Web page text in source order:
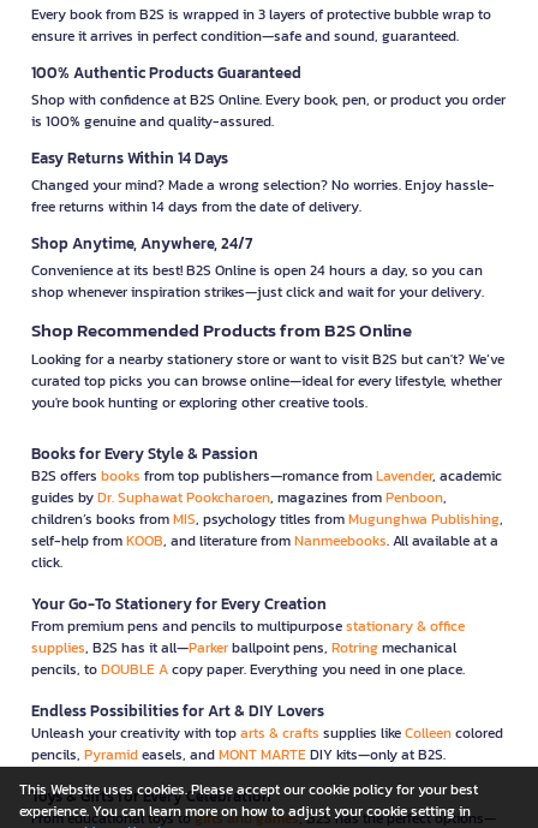
Every book from B2S is wrapped in 3 layers of protective bubble wrap to
ensure it arrives in perfect condition—safe and sound, guaranteed.
100% Authentic Products Guaranteed
Shop with confidence at B2S Online. Every book, pen, or product you order
is 100% genuine and quality-assured.
Easy Returns Within 14 Days
Changed your mind? Made a wrong selection? No worries. Enjoy hassle-
free returns within 14 days from the date of delivery.
Shop Anytime, Anywhere, 24/7
Convenience at its best! B2S Online is open 24 hours a day, so you can
shop whenever inspiration strikes—just click and wait for your delivery.
Shop Recommended Products from B2S Online
Looking for a nearby stationery store or want to visit B2S but can't? We’ve
curated top picks you can browse online—ideal for every lifestyle, whether
you're book hunting or exploring other creative tools.
Books for Every Style & Passion
B2S offers books from top publishers—romance fromLavender, academic
guides byDr. Suphawat Pookcharoen, magazines fromPenboon,
children’s books fromMIS, psychology titles fromMugunghwa Publishing,
self-help fromKOOB, and literature fromNanmeebooks. All available at a
click.
Your Go-To Stationery for Every Creation
From premium pens and pencils to multipurposestationary & office
supplies, B2S has it all—Parkerballpoint pens, Rotringmechanical
pencils, toDOUBLE Acopy paper. Everything you need in one place.
Endless Possibilities for Art & DIY Lovers
Unleash your creativity with toparts & crafts supplies likeColleencolored
pencils, Pyramideasels, andMONT MARTEDIY kits—only at B2S.
Toys & Gifts for Every Celebration
From educational toys togifts and games, B2S has the perfect options—
This Website uses cookies. Please accept our cookie policy for your best
experience. You can learn more on how to adjust your cookie setting in